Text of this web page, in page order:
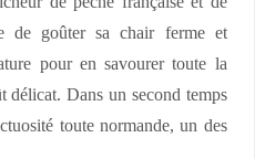
de goûter sa chair ferme et
pour en savourer toute la
délicat. Dans un second temps
toute normande, un des